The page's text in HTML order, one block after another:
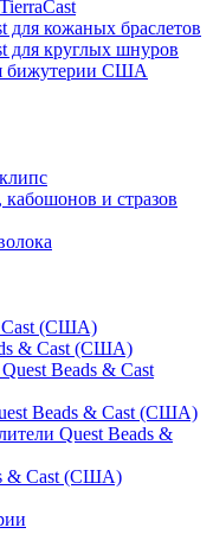
для кожаных браслетов
для круглых шнуров
бижутерии США
и стразов
Cast (США)
& Cast (США)
Beads & Cast
Beads & Cast (США)
Quest Beads &
& Cast (США)